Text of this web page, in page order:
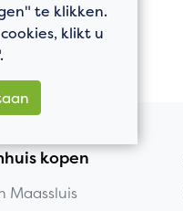
kopen
Maassluis
te klikken.
klikt u